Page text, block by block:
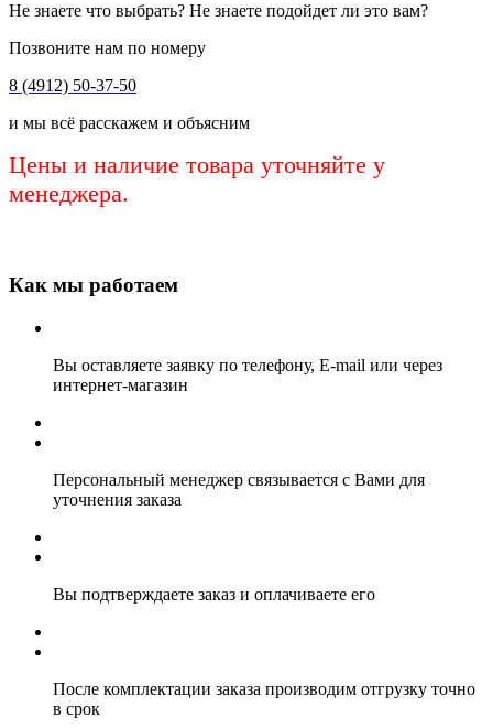
Не знаете что выбрать? Не знаете подойдет ли это вам?
Позвоните нам по номеру
8 (4912) 50-37-50
и мы всё расскажем и объясним
Цены и наличие товара уточняйте у
менеджера.
Как мы работаем
Вы оставляете заявку по телефону, E-mail или через
интернет-магазин
Персональный менеджер связывается с Вами для
уточнения заказа
Вы подтверждаете заказ и оплачиваете его
После комплектации заказа производим отгрузку точно
в срок